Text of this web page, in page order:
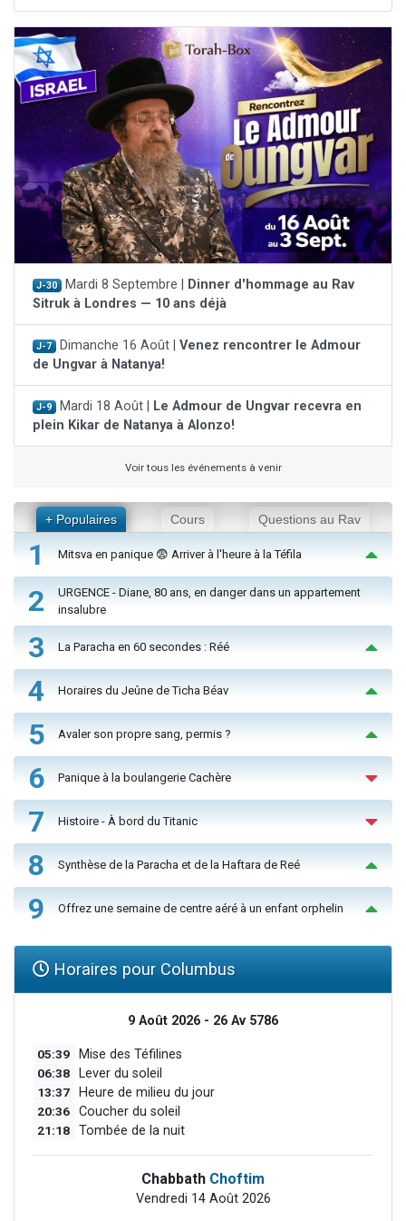
J-30 Mardi 8 Septembre |
Dinner d'hommage au Rav
Sitruk à Londres — 10 ans déjà
J-7 Dimanche 16 Août | Venez rencontrer le Admour
de Ungvar à Natanya!
J-9 Mardi 18 Août |
Le Admour de Ungvar recevra en
plein Kikar de Natanya à Alonzo!
Voir tous les événements à venir
+ Populaires Cours Questions au Rav
1 Mitsva en panique 😨 Arriver à l'heure à la Téfila
2
URGENCE - Diane, 80 ans, en danger dans un appartement
insalubre
3 La Paracha en 60 secondes : Réé
4 Horaires du Jeûne de Ticha Béav
5 Avaler son propre sang, permis ?
6 Panique à la boulangerie Cachère
7 Histoire - À bord du Titanic
8 Synthèse de la Paracha et de la Haftara de Reé
9 Offrez une semaine de centre aéré à un enfant orphelin
Horaires pour Columbus
9 Août 2026 - 26 Av 5786
05:39 Mise des Téfilines
06:38 Lever du soleil
13:37 Heure de milieu du jour
20:36 Coucher du soleil
21:18 Tombée de la nuit
Chabbath Choftim
Vendredi 14 Août 2026